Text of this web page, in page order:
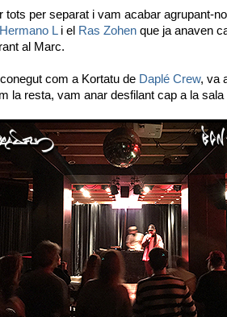
tots per separat i vam acabar agrupant-
Hermano Li el Ras Zohen que ja anaven
al Marc.
com a Kortatu de Daplé Crew, va
la resta, vam anar desfilant cap a la